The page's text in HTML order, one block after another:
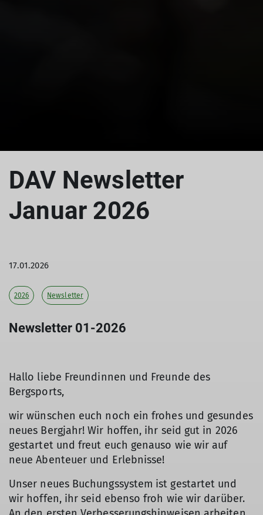
DAV Newsletter
Januar 2026
17.01.2026
2026 Newsletter
Newsletter 01-2026
Hallo liebe Freundinnen und Freunde des
Bergsports,
wir wünschen euch noch ein frohes und gesundes
neues Bergjahr! Wir hoffen, ihr seid gut in 2026
gestartet und freut euch genauso wie wir auf
neue Abenteuer und Erlebnisse!
Unser neues Buchungssystem ist gestartet und
wir hoffen, ihr seid ebenso froh wie wir darüber.